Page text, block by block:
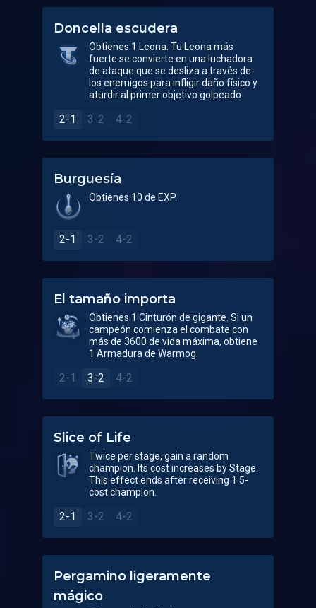
Doncella escudera
Obtienes 1 Leona. Tu Leona más
fuerte se convierte en una luchadora
de ataque que se desliza a través de
los enemigos para infligir daño físico y
aturdir al primer objetivo golpeado.
2-1 3-2 4-2
Burguesía
Obtienes 10 de EXP.
2-1 3-2 4-2
El tamaño importa
Obtienes 1 Cinturón de gigante. Si un
campeón comienza el combate con
más de 3600 de vida máxima, obtiene
1 Armadura de Warmog.
2-1 3-2 4-2
Slice of Life
Twice per stage, gain a random
champion. Its cost increases by Stage.
This effect ends after receiving 1 5-
cost champion.
2-1 3-2 4-2
Pergamino ligeramente
mágico